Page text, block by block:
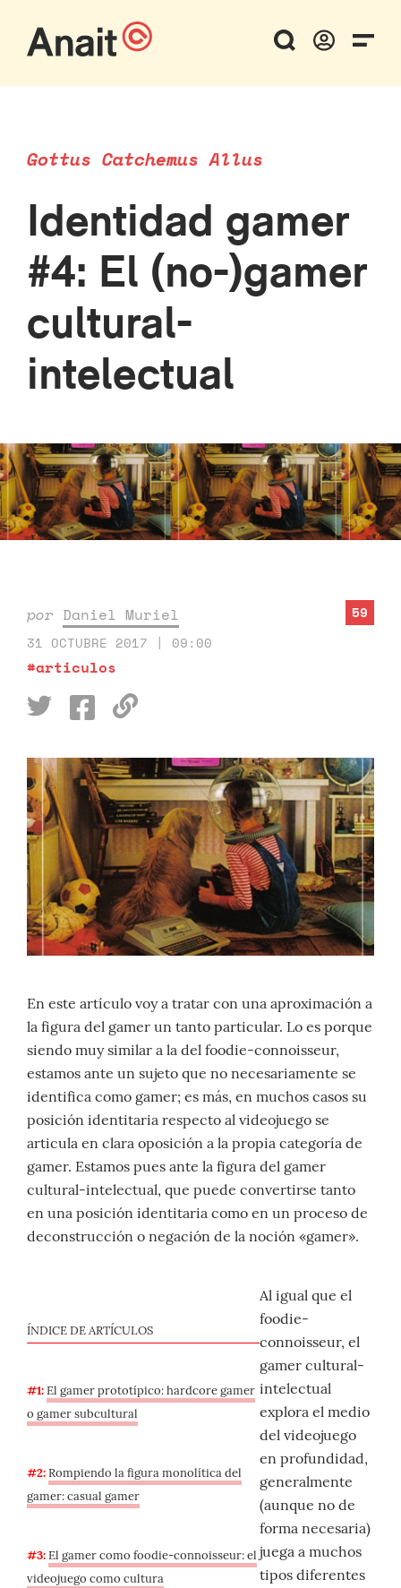
Gottus Catchemus Allus
Identidad gamer
#4: El (no-)gamer
cultural-
intelectual
por Daniel Muriel
31 OCTUBRE 2017 | 09:00
#articulos
59
En este artículo voy a tratar con una aproximación a
la figura del gamer un tanto particular. Lo es porque
siendo muy similar a la del foodie-connoisseur,
estamos ante un sujeto que no necesariamente se
identifica como gamer; es más, en muchos casos su
posición identitaria respecto al videojuego se
articula en clara oposición a la propia categoría de
gamer. Estamos pues ante la figura del gamer
cultural-intelectual, que puede convertirse tanto
en una posición identitaria como en un proceso de
deconstrucción o negación de la noción «gamer».
ÍNDICE DE ARTÍCULOS
#1:El gamer prototípico: hardcore gamer
o gamer subcultural
#2:Rompiendo la figura monolítica del
gamer: casual gamer
#3:El gamer como foodie-connoisseur: el
videojuego como cultura
Al igual que el
foodie-
connoisseur, el
gamer cultural-
intelectual
explora el medio
del videojuego
en profundidad,
generalmente
(aunque no de
forma necesaria)
juega a muchos
tipos diferentes